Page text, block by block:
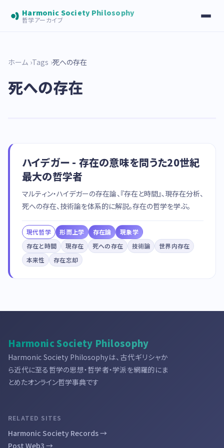
Harmonic Society Philosophy
哲学アーカイブ
ホーム Tags 死への存在
死への存在
ハイデガー - 存在の意味を問うた20世紀
最大の哲学者
マルティン・ハイデガーの存在論、『存在と時間』、現存在分析、
死への存在、技術論を体系的に解説。存在の哲学を学ぶ。
現代哲学 形而上学 存在論
現象学
存在と時間
現存在 死への存在 技術論
世界内存在
本来性
存在忘却
Harmonic Society Philosophy
Harmonic Society Philosophyは、古代ギリシャか
ら近代に至る哲学の思想・哲学者・学派を網羅的にま
とめたオンライン哲学事典です
RELATED SITES
Harmonic Society Records →
Post Web3 →